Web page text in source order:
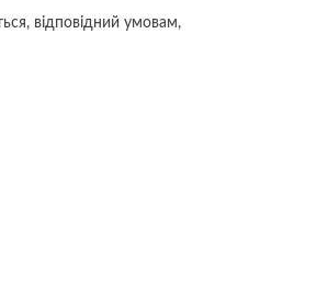
відповідний умовам,